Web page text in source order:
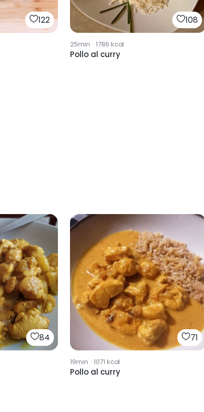
122 108
25min · 1786 kcal
Pollo al curry
84 71
19min · 1071 kcal
Pollo al curry